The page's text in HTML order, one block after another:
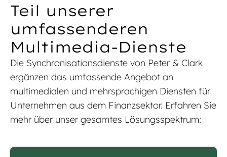
Teil unserer
umfassenderen
Multimedia-Dienste
Die Synchronisationsdienste von Peter & Clark
ergänzen das umfassende Angebot an
multimedialen und mehrsprachigen Diensten für
Unternehmen aus dem Finanzsektor. Erfahren Sie
mehr über unser gesamtes Lösungsspektrum: